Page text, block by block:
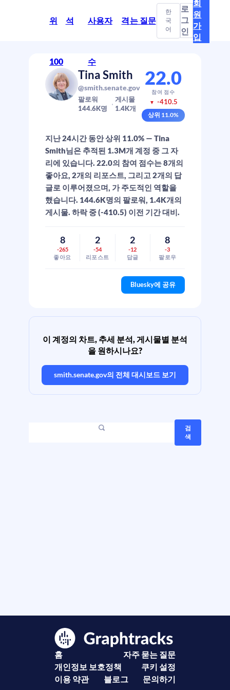
위
100
석 사용자
수
격는 질문
한
국
어
로
그
인
회
원
가
입
Tina Smith
@smith.senate.gov
팔로워
144.6K명
게시물
1.4K개
22.0
참여 점수
▼ -410.5
상위 11.0%
지난 24시간 동안 상위 11.0% — Tina
Smith님은 추적된 1.3M개 계정 중 그 자
리에 있습니다. 22.0의 참여 점수는 8개의
좋아요, 2개의 리포스트, 그리고 2개의 답
글로 이루어졌으며, 가 주도적인 역할을
했습니다. 144.6K명의 팔로워, 1.4K개의
게시물. 하락 중 (-410.5) 이전 기간 대비.
8
-265
좋아요
2
-54
리포스트
2
-12
답글
8
-3
팔로우
Bluesky에 공유
이 계정의 차트, 추세 분석, 게시물별 분석
을 원하시나요?
smith.senate.gov의 전체 대시보드 보기
검
색
홈
자주 묻는 질문
개인정보 보호정책
쿠키 설정
이용 약관
블로그 문의하기